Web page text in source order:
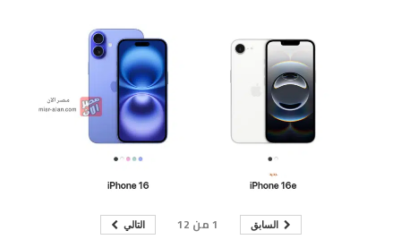
السابق 1 من 12 التالي